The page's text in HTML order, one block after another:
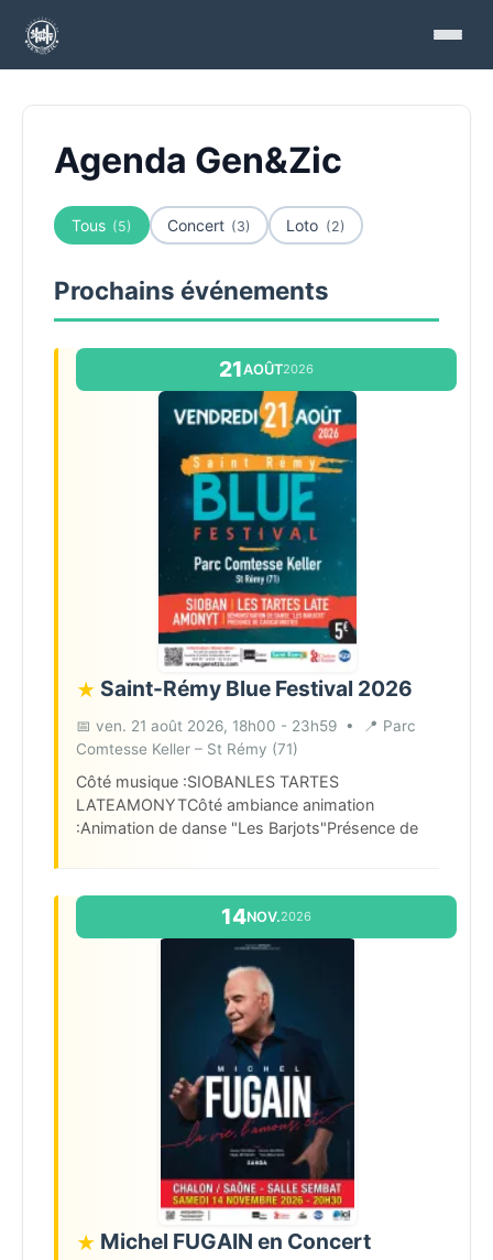
Agenda Gen&Zic
Tous (5) Concert (3) Loto (2)
Prochains événements
21AOÛT2026
★ Saint-Rémy Blue Festival 2026
📅 ven. 21 août 2026, 18h00 - 23h59 •
📍 Parc
Comtesse Keller – St Rémy (71)
Côté musique :SIOBANLES TARTES
LATEAMONYTCôté ambiance animation
:Animation de danse "Les Barjots"Présence de
14NOV.2026
★ Michel FUGAIN en Concert